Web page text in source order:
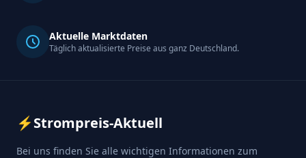
Aktuelle Marktdaten
Täglich aktualisierte Preise aus ganz Deutschland.
⚡Strompreis-Aktuell
Bei uns finden Sie alle wichtigen Informationen zum